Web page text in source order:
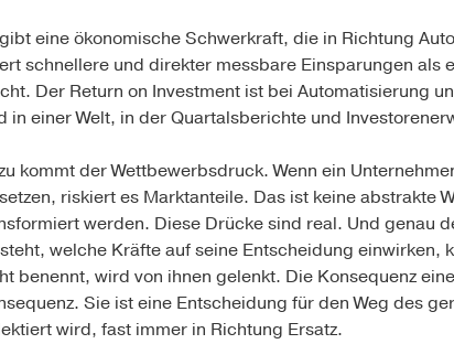
eine ökonomische Schwerkraft, die in Richtung
schnellere und direkter messbare Einsparungen
Der Return on Investment ist bei Automatisierung
in einer Welt, in der Quartalsberichte und
kommt der Wettbewerbsdruck. Wenn ein
riskiert es Marktanteile. Das ist keine abstrakte
werden. Diese Drücke sind real. Und genau
welche Kräfte auf seine Entscheidung
benennt, wird von ihnen gelenkt. Die Konsequenz
Sie ist eine Entscheidung für den Weg des
wird, fast immer in Richtung Ersatz.